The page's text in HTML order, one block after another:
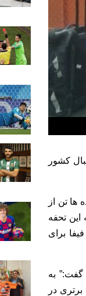
کشور
ها تن از
این تحفه
برای
گفت:” به
در